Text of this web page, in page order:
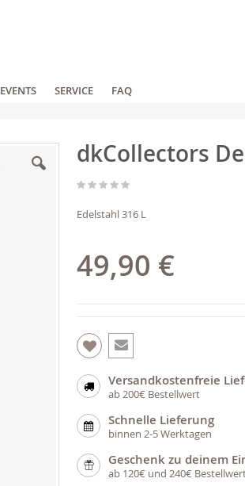
EVENTS SERVICE FAQ
dkCollectors
Edelstahl 316 L
49,90 €
Versandkostenfreie
ab 200€ Bestellwert
Schnelle Lieferung
binnen 2-5 Werktagen
Geschenk zu deinem
ab 120€ und 240€